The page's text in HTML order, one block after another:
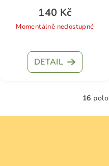
140 Kč
Momentálně nedostupné
DETAIL
16